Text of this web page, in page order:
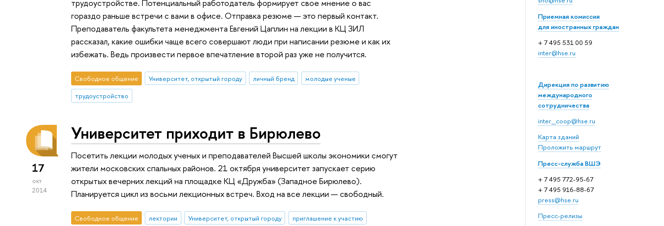
Приемная комиссия
для иностранных граждан
+ 7 495 531 00 59
inter@hse.ru
Дирекция по развитию
международного
сотрудничества
inter_coop@hse.ru
Карта зданий
Проложить маршрут
Пресс-служба ВШЭ
+ 7 495 772-95-67
+ 7 495 916-88-67
press@hse.ru
Пресс-релизы
трудоустройстве. Потенциальный работодатель формирует свое мнение о вас
гораздо раньше встречи с вами в офисе. Отправка резюме — это первый контакт.
Преподаватель факультета менеджмента Евгений Цаплин на лекции в КЦ ЗИЛ
рассказал, какие ошибки чаще всего совершают люди при написании резюме и как их
избежать. Ведь произвести первое впечатление второй раз уже не получится.
Свободное общение Университет, открытый городу личный бренд
молодые ученые
трудоустройство
17
окт
2014
Университет приходит в Бирюлево
Посетить лекции молодых ученых и преподавателей Высшей школы экономики смогут
жители московских спальных районов. 21 октября университет запускает серию
открытых вечерних лекций на площадке КЦ «Дружба» (Западное Бирюлево).
Планируется цикл из восьми лекционных встреч. Вход на все лекции — свободный.
Свободное общение лектории Университет, открытый городу
приглашение к участию